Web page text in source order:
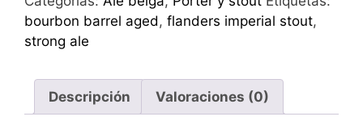
bourbon barrel aged, flanders imperial stout,
strong ale
Descripción Valoraciones (0)